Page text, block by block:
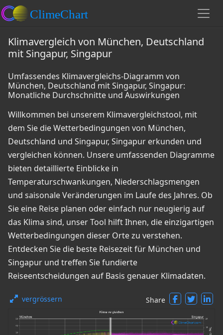
Klimavergleich von München, Deutschland
mit Singapur, Singapur
Umfassendes Klimavergleichs-Diagramm von
München, Deutschland mit Singapur, Singapur:
Monatliche Durchschnitte und Auswirkungen
Willkommen bei unserem Klimavergleichstool, mit
dem Sie die Wetterbedingungen von München,
Deutschland und Singapur, Singapur erkunden und
vergleichen können. Unsere umfassenden Diagramme
bieten detaillierte Einblicke in
Temperaturschwankungen, Niederschlagsmengen
und saisonale Veränderungen im Laufe des Jahres. Ob
Sie eine Reise planen oder einfach nur neugierig auf
das Klima sind, unser Tool hilft Ihnen, die einzigartigen
Wetterbedingungen dieser Orte zu verstehen.
Entdecken Sie die beste Reisezeit für München und
Singapur und treffen Sie fundierte
Reiseentscheidungen auf Basis genauer Klimadaten.
vergrössern Share